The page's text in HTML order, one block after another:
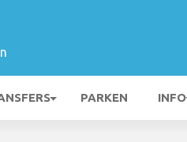
PARKEN INFO